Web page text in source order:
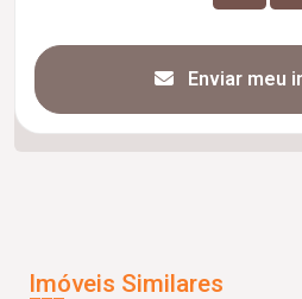
Enviar meu
Imóveis Similares